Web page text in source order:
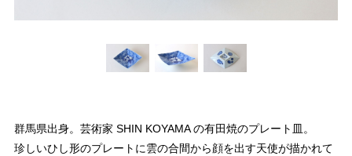
群馬県出身。芸術家 SHIN KOYAMA の有田焼のプレート皿。
珍しいひし形のプレートに雲の合間から顔を出す天使が描かれて